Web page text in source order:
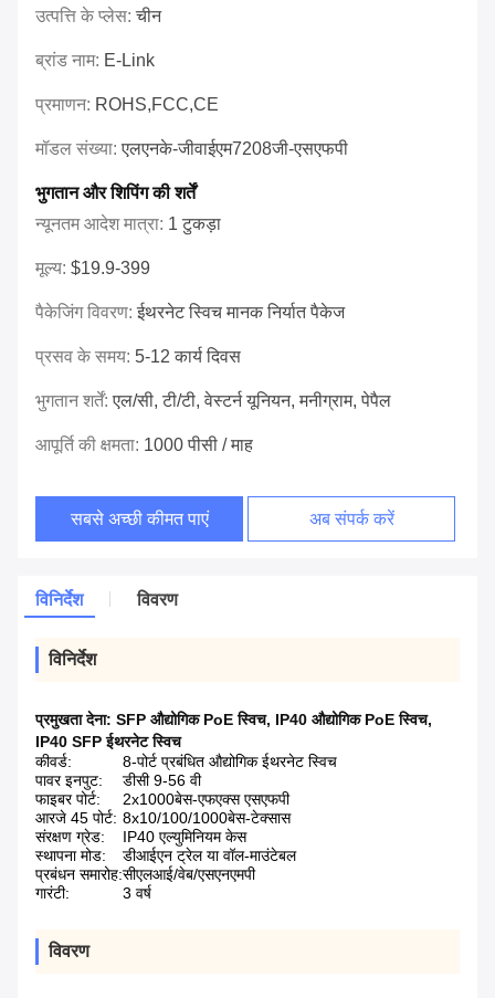
उत्पत्ति के प्लेस:चीन
ब्रांड नाम: E-Link
प्रमाणन: ROHS,FCC,CE
मॉडल संख्या:एलएनके-जीवाईएम7208जी-एसएफपी
भुगतान और शिपिंग की शर्तें
न्यूनतम आदेश मात्रा: 1 टुकड़ा
मूल्य: $19.9-399
पैकेजिंग विवरण:ईथरनेट स्विच मानक निर्यात पैकेज
प्रसव के समय: 5-12 कार्य दिवस
भुगतान शर्तें:एल/सी, टी/टी, वेस्टर्न यूनियन, मनीग्राम, पेपैल
आपूर्ति की क्षमता: 1000 पीसी / माह
सबसे अच्छी कीमत पाएं अब संपर्क करें
विनिर्देश विवरण
विनिर्देश
प्रमुखता देना: SFP औद्योगिक PoE स्विच, IP40 औद्योगिक PoE स्विच,
IP40 SFP ईथरनेट स्विच
कीवर्ड:
8-पोर्ट प्रबंधित औद्योगिक ईथरनेट स्विच
पावर इनपुट:
डीसी 9-56 वी
फाइबर पोर्ट:
2x1000बेस-एफएक्स एसएफपी
आरजे 45 पोर्ट: 8x10/100/1000बेस-टेक्सास
संरक्षण ग्रेड:
IP40 एल्युमिनियम केस
स्थापना मोड:
डीआईएन ट्रेल या वॉल-माउंटेबल
प्रबंधन समारोह:सीएलआई/वेब/एसएनएमपी
गारंटी:
3 वर्ष
विवरण